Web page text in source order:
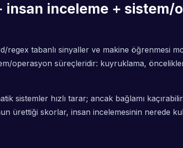
inceleme + sistem/
tabanlı sinyaller ve makine öğrenmesi
operasyon süreçleridir: kuyruklama,
sistemler hızlı tarar; ancak bağlamı
ürettiği skorlar, insan incelemesinin nerede